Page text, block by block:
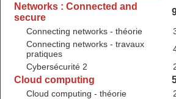
Networks : Connected and
secure
Connecting networks - théorie
Connecting networks - travaux
pratiques
Cybersécurité 2
Cloud computing
Cloud computing - théorie